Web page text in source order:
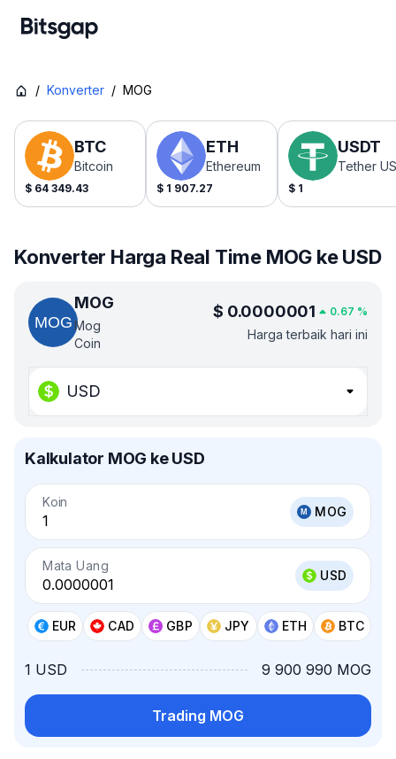
/ Konverter / MOG
BTC
Bitcoin
$ 64 349.43
ETH
Ethereum
$ 1 907.27
USDT
Tether
$ 1
Konverter Harga Real Time MOG ke USD
MOG
Mog
Coin
$ 0.0000001 0.67 %
Harga terbaik hari ini
USD
Kalkulator MOG ke USD
Koin
MOG
Mata Uang
USD
EUR CAD GBP JPY ETH BTC
1 USD 9 900 990 MOG
Trading MOG